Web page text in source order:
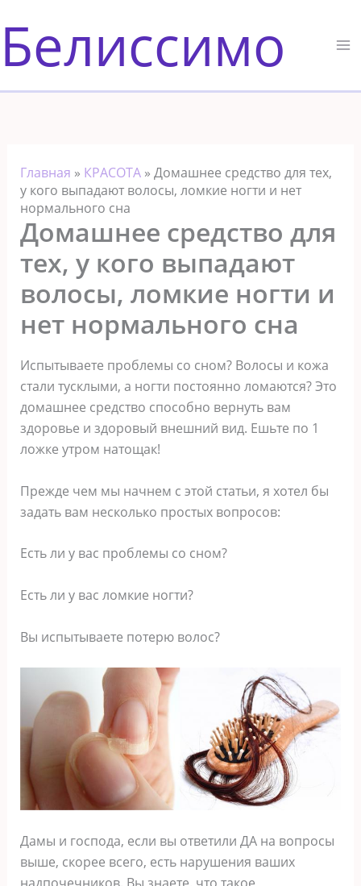
к
содержимому
Белиссимо
Главная » КРАСОТА» Домашнее средство для тех,
у кого выпадают волосы, ломкие ногти и нет
нормального сна
Домашнее средство для
тех, у кого выпадают
волосы, ломкие ногти и
нет нормального сна
Испытываете проблемы со сном? Волосы и кожа
стали тусклыми, а ногти постоянно ломаются? Это
домашнее средство способно вернуть вам
здоровье и здоровый внешний вид. Ешьте по 1
ложке утром натощак!
Прежде чем мы начнем с этой статьи, я хотел бы
задать вам несколько простых вопросов:
Есть ли у вас проблемы со сном?
Есть ли у вас ломкие ногти?
Вы испытываете потерю волос?
Дамы и господа, если вы ответили ДА на вопросы
выше, скорее всего, есть нарушения ваших